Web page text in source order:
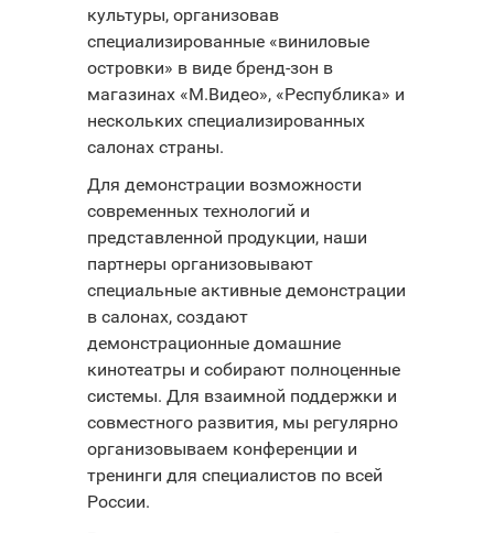
культуры, организовав
специализированные «виниловые
островки» в виде бренд-зон в
магазинах «М.Видео», «Республика» и
нескольких специализированных
салонах страны.
Для демонстрации возможности
современных технологий и
представленной продукции, наши
партнеры организовывают
специальные активные демонстрации
в салонах, создают
демонстрационные домашние
кинотеатры и собирают полноценные
системы. Для взаимной поддержки и
совместного развития, мы регулярно
организовываем конференции и
тренинги для специалистов по всей
России.